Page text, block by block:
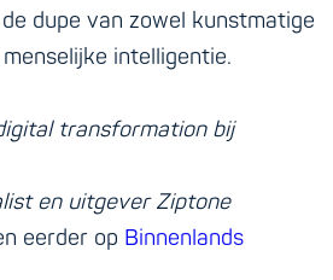
dupe van zowel kunstmatige
intelligentie.
transformation bij
en uitgever Ziptone
eerder op Binnenlands